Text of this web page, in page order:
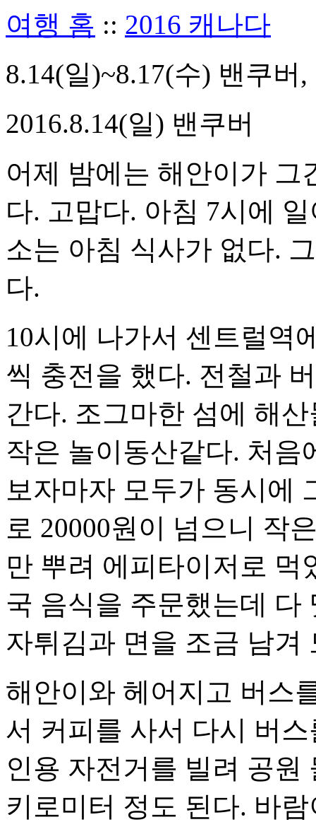
여행 홈 :: 2016 캐나다
8.14(일)~8.17(수) 밴쿠버,
2016.8.14(일) 밴쿠버
어제 밤에는 해안이가 그
다. 고맙다. 아침 7시에
소는 아침 식사가 없다.
다.
10시에 나가서 센트럴역
씩 충전을 했다. 전철과
간다. 조그마한 섬에 해
작은 놀이동산같다. 처음
보자마자 모두가 동시에
로 20000원이 넘으니 작
만 뿌려 에피타이저로 먹
국 음식을 주문했는데 다
자튀김과 면을 조금 남겨
해안이와 헤어지고 버스
서 커피를 사서 다시 버
인용 자전거를 빌려 공원
키로미터 정도 된다. 바